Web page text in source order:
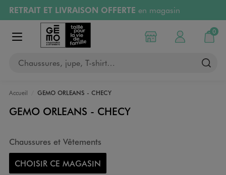
Aller au contenu principal
Aller à la navigation
RETRAIT ET LIVRAISON OFFERTE en magasin
Retours OFFERTSpendant 30 jours
PAYEZ EN 3x SANS FRAIS
RÉSERVATION GRATUITE
Afficher le menu
Chaussures, jupe, T-shirt…
Choisir mon magasin
Mon compte
0
Mon
Accueil GEMO ORLEANS - CHECY
GEMO ORLEANS - CHECY
Chaussures et Vêtements
CHOISIR CE MAGASIN